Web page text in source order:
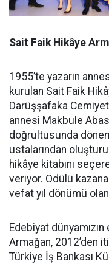
Sait Faik Hikâye
1955’te yazarın
kurulan Sait Faik
Darüşşafaka
annesi Makbule
doğrultusunda
ustalarından
hikâye kitabını
veriyor. Ödülü
vefat yıl dönümü olan
Edebiyat
Armağan, 2012’den
Türkiye İş Bankası